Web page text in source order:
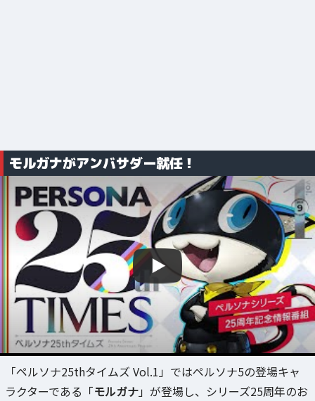
モルガナがアンバサダー就任！
「ペルソナ25thタイムズ Vol.1」ではペルソナ5の登場キャ
ラクターである「モルガナ」が登場し、シリーズ25周年のお